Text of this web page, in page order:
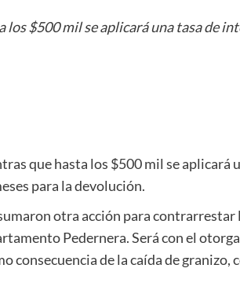
$500 mil se aplicará una tasa de
que hasta los $500 mil se aplicará
para la devolución.
otra acción para contrarrestar
Pedernera. Será con el
consecuencia de la caída de granizo,